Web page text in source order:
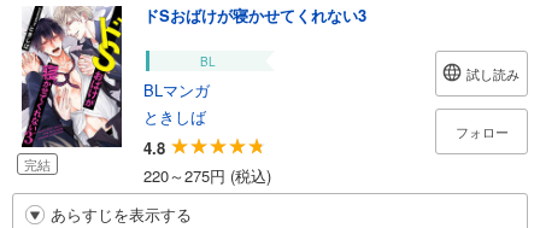
完結
ドSおばけが寝かせてくれない3
BL
BLマンガ
ときしば
4.8
220～275円 (税込)
試し読み
フォロー
あらすじを表示する